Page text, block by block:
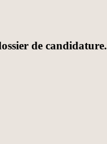
de candidature.